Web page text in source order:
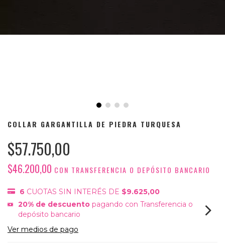
COLLAR GARGANTILLA DE PIEDRA TURQUESA
$57.750,00
$46.200,00 CON TRANSFERENCIA O DEPÓSITO BANCARIO
6 CUOTAS SIN INTERÉS DE $9.625,00
20% de descuento pagando con Transferencia o
depósito bancario
Ver medios de pago